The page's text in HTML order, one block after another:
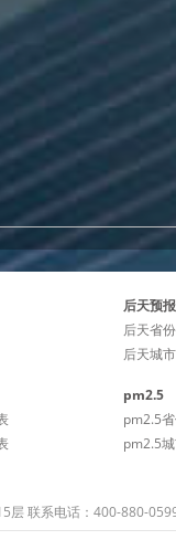
后天预报
后天省
后天城
pm2.5
pm2.5
pm2.5
层 联系电话：400-880-